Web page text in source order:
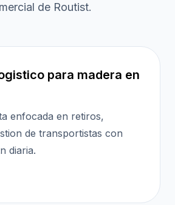
de Routist.
para madera en
enfocada en retiros,
de transportistas con
diaria.